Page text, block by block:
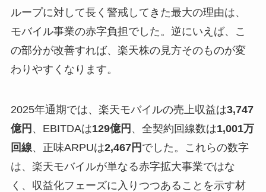
ループに対して長く警戒してきた最大の理由は、
モバイル事業の赤字負担でした。逆にいえば、こ
の部分が改善すれば、楽天株の見方そのものが変
わりやすくなります。
2025年通期では、楽天モバイルの売上収益は3,747
億円 、EBITDAは129億円 、全契約回線数は1,001万
回線、正味ARPUは2,467円 でした。これらの数字
は、楽天モバイルが単なる赤字拡大事業ではな
く、収益化フェーズに入りつつあることを示す材